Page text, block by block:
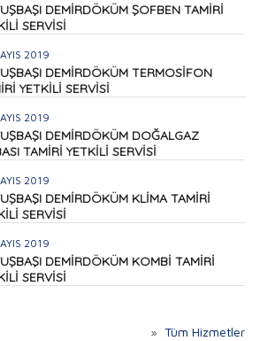
DEMİRDÖKÜM ŞOFBEN TAMİRİ
SERVİSİ
2019
DEMİRDÖKÜM TERMOSİFON
YETKİLİ SERVİSİ
2019
DEMİRDÖKÜM DOĞALGAZ
TAMİRİ YETKİLİ SERVİSİ
2019
DEMİRDÖKÜM KLİMA TAMİRİ
SERVİSİ
2019
DEMİRDÖKÜM KOMBİ TAMİRİ
SERVİSİ
»Tüm Hizmetler